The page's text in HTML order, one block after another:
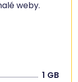
weby.
1 GB